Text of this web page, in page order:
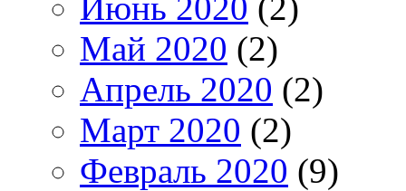
Май 2020 (2)
Апрель 2020 (2)
Март 2020 (2)
Февраль 2020 (9)